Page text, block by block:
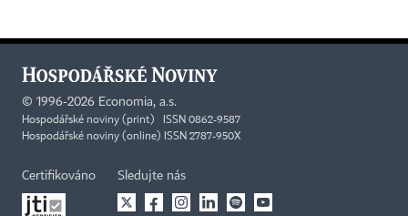
© 1996-2026 Economia, a.s.
Hospodářské noviny (print) ISSN 0862-9587
Hospodářské noviny (online) ISSN 2787-950X
Certifikováno Sledujte nás